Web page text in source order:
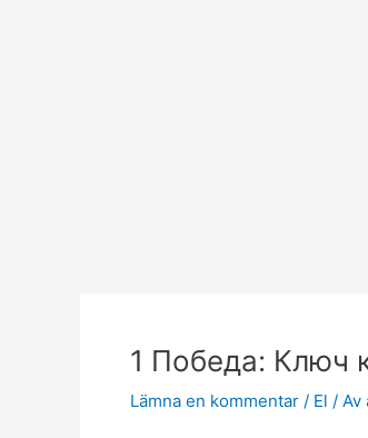
1 Победа: Ключ
Lämna en kommentar / El / Av